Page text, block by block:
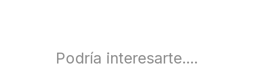
Podría interesarte....